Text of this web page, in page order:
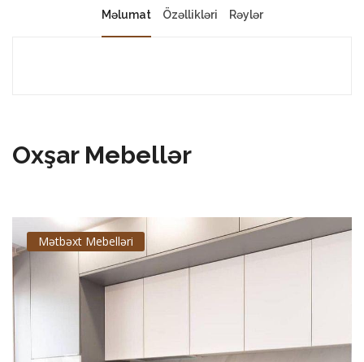
Məlumat Özəllikləri Rəylər
Oxşar Mebellər
Mətbəxt Mebelləri